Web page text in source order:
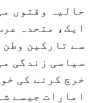
حالیہ وقتوں
ایک، متحدہ
سے تارکین
سیاسی زندگی
خرچ کرنے کی
امارات جیسے